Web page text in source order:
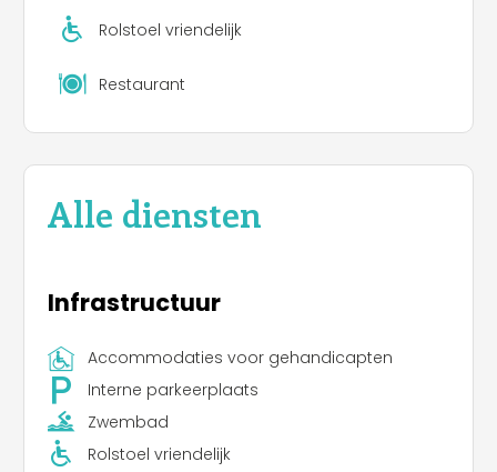
Rolstoel vriendelijk
Restaurant
Alle diensten
Infrastructuur
Accommodaties voor gehandicapten
Interne parkeerplaats
Zwembad
Rolstoel vriendelijk